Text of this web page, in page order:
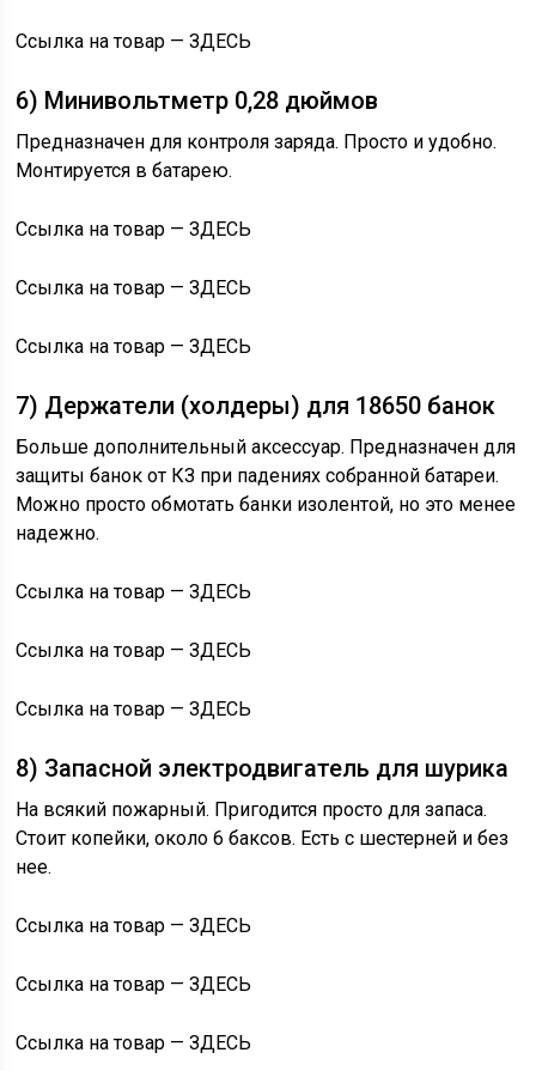
Ссылка на товар — ЗДЕСЬ
6) Минивольтметр 0,28 дюймов
Предназначен для контроля заряда. Просто и удобно.
Монтируется в батарею.
Ссылка на товар — ЗДЕСЬ
Ссылка на товар — ЗДЕСЬ
Ссылка на товар — ЗДЕСЬ
7) Держатели (холдеры) для 18650 банок
Больше дополнительный аксессуар. Предназначен для
защиты банок от КЗ при падениях собранной батареи.
Можно просто обмотать банки изолентой, но это менее
надежно.
Ссылка на товар — ЗДЕСЬ
Ссылка на товар — ЗДЕСЬ
Ссылка на товар — ЗДЕСЬ
8) Запасной электродвигатель для шурика
На всякий пожарный. Пригодится просто для запаса.
Стоит копейки, около 6 баксов. Есть с шестерней и без
нее.
Ссылка на товар — ЗДЕСЬ
Ссылка на товар — ЗДЕСЬ
Ссылка на товар — ЗДЕСЬ